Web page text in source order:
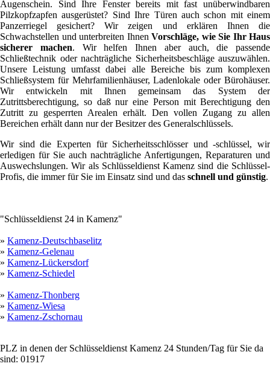
Augenschein. Sind Ihre Fenster bereits mit fast unüberwindbaren
Pilzkopfzapfen ausgerüstet? Sind Ihre Türen auch schon mit einem
Panzerriegel gesichert? Wir zeigen und erklären Ihnen die
Schwachstellen und unterbreiten Ihnen Vorschläge, wie Sie Ihr Haus
sicherer machen. Wir helfen Ihnen aber auch, die passende
Schließtechnik oder nachträgliche Sicherheitsbeschläge auszuwählen.
Unsere Leistung umfasst dabei alle Bereiche bis zum komplexen
Schließsystem für Mehrfamilienhäuser, Ladenlokale oder Bürohäuser.
Wir entwickeln mit Ihnen gemeinsam das System der
Zutrittsberechtigung, so daß nur eine Person mit Berechtigung den
Zutritt zu gesperrten Arealen erhält. Den vollen Zugang zu allen
Bereichen erhält dann nur der Besitzer des Generalschlüssels.
Wir sind die Experten für Sicherheitsschlösser und -schlüssel, wir
erledigen für Sie auch nachträgliche Anfertigungen, Reparaturen und
Auswechslungen. Wir als Schlüsseldienst Kamenz sind die Schlüssel-
Profis, die immer für Sie im Einsatz sind und das schnell und günstig.
"Schlüsseldienst 24 in Kamenz"
» Kamenz-Deutschbaselitz
» Kamenz-Gelenau
» Kamenz-Lückersdorf
» Kamenz-Schiedel
» Kamenz-Thonberg
» Kamenz-Wiesa
» Kamenz-Zschornau
PLZ in denen der Schlüsseldienst Kamenz 24 Stunden/Tag für Sie da
sind: 01917